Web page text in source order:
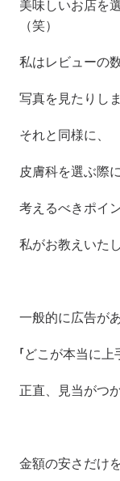
美味しいお店を
（笑）
私はレビューの
写真を見たりしま
それと同様に、
皮膚科を選ぶ際
考えるべきポイ
私がお教えいた
一般的に広告が
「どこが本当に上
正直、見当がつ
金額の安さだけ